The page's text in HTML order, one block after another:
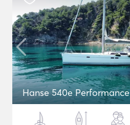
Hanse 540e Performance